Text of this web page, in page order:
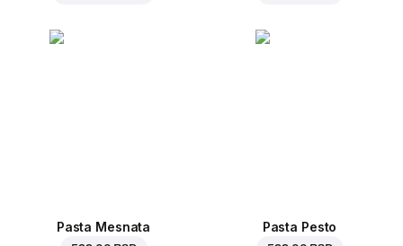
Pasta Mesnata Pasta Pesto